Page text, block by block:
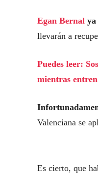
Egan Bernal ya
llevarán a
Puedes leer:
mientras
Valenciana se
Es cierto, que